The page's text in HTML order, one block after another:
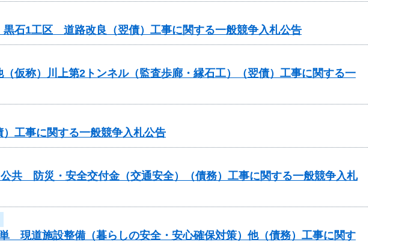
石1工区 道路改良（翌債）工事に関する一般競争入札公告
仮称）川上第2トンネル（監査歩廊・縁石工）（翌債）工事に関する一
工事に関する一般競争入札公告
共 防災・安全交付金（交通安全）（債務）工事に関する一般競争入札
現道施設整備（暮らしの安全・安心確保対策）他（債務）工事に関す